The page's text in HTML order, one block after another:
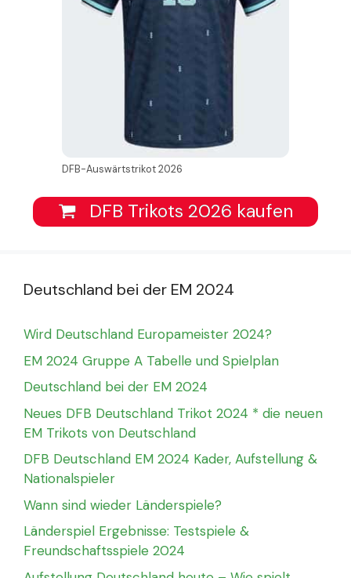
DFB-Auswärtstrikot 2026
DFB Trikots 2026 kaufen
Deutschland bei der EM 2024
Wird Deutschland Europameister 2024?
EM 2024 Gruppe A Tabelle und Spielplan
Deutschland bei der EM 2024
Neues DFB Deutschland Trikot 2024 * die neuen
EM Trikots von Deutschland
DFB Deutschland EM 2024 Kader, Aufstellung &
Nationalspieler
Wann sind wieder Länderspiele?
Länderspiel Ergebnisse: Testspiele &
Freundschaftsspiele 2024